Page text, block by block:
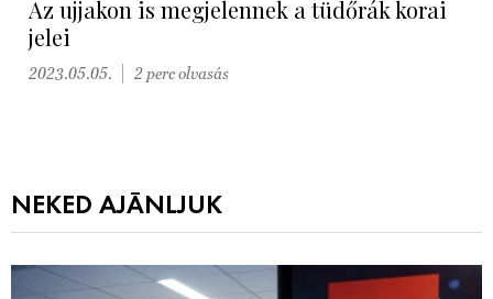
Az ujjakon is megjelennek a tüdőrák korai
jelei
2023.05.05. 2 perc olvasás
NEKED AJÁNLJUK